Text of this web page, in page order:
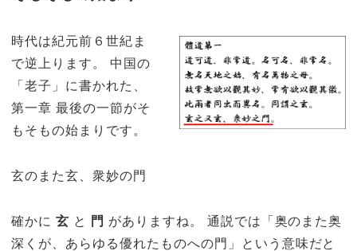
時代は紀元前６世紀ま
で逆上ります。 中国の
「老子」に書かれた、
第一章 最後の一節がそ
もそもの始まりです。
玄のまた玄、衆妙の門
確かに玄 と 門 がありますね。 通説では「奥のまた奥
深くが、あらゆる優れたものへの門」という意味だと